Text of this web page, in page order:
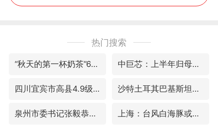
热门搜索
“秋天的第一杯奶茶”6岁了 中巨芯：上半年归母净利润1405.77万元
四川宜宾市高县4.9级地震致1人死亡 沙特土耳其巴基斯坦签署共同防务协议
泉州市委书记张毅恭被查 上海：台风白海豚或将带来龙卷风